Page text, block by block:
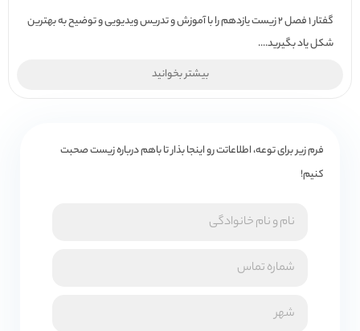
گفتار 1 فصل 2 زیست یازدهم را با آموزش و تدریس ویدیویی و توضیح به بهترین
شکل یاد بگیرید....
بیشتر بخوانید
فرم زیر برای توعه، اطلاعاتت رو اینجا بذار تا باهم درباره زیست صحبت
کنیم!